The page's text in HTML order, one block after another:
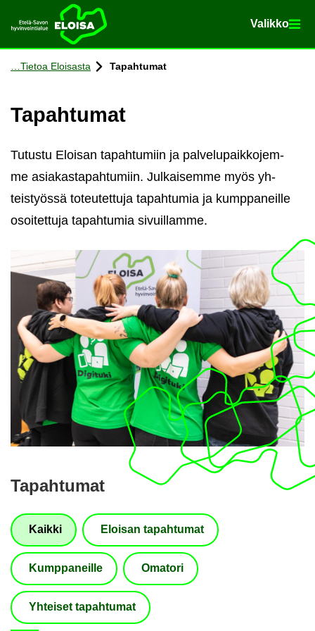
Etusi­vu Va­lik­ko
Va­lik­ko
Siir­ry si­säl­töön
Tie­toa Eloi­sas­ta Ta­pah­tu­mat
Ta­pah­tu­mat
Tu­tus­tu Eloi­san ta­pah­tu­miin ja pal­ve­lu­paik­ko­jem­
me asia­kas­ta­pah­tu­miin. Jul­kai­sem­me myös yh­
teis­työs­sä to­teu­tet­tu­ja ta­pah­tu­mia ja kump­pa­neil­le
osoi­tet­tu­ja ta­pah­tu­mia si­vuil­lam­me.
Ta­pah­tu­mat
Kaik­ki Eloi­san ta­pah­tu­mat
Kump­pa­neil­le Oma­to­ri
Yh­tei­set ta­pah­tu­mat